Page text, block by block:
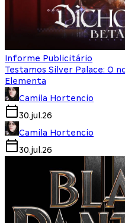
Informe Publicitário
Testamos Silver Palace: O
Elementa
Camila Hortencio
30.jul.26
Camila Hortencio
30.jul.26